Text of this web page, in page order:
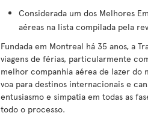
Considerada um dos Melhores
aéreas na lista compilada pela
Fundada em Montreal há 35 anos, a
viagens de férias, particularmente
melhor companhia aérea de lazer do
voa para destinos internacionais e
entusiasmo e simpatia em todas as
todo o processo.